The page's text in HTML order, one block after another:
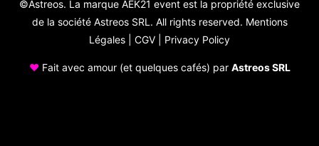
©Astreos. La marque AEK21 event est la propriété exclusive
de la société Astreos SRL. All rights reserved. Mentions
Légales
CGV Privacy Policy
♥Fait avec amour (et quelques cafés) par Astreos SRL